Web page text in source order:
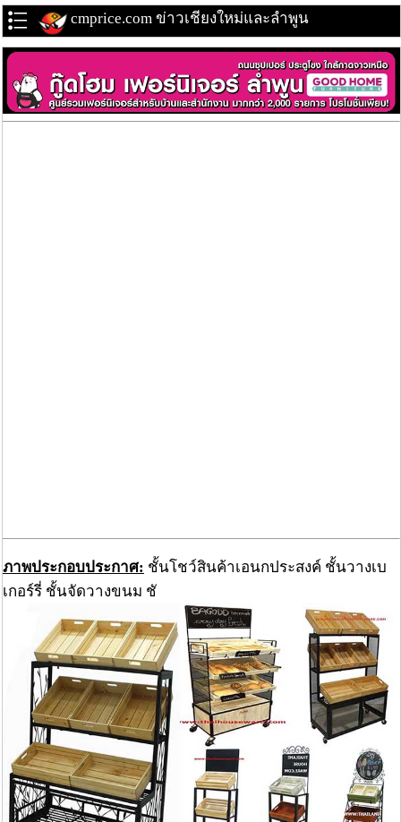
cmprice.com ข่าวเชียงใหม่และลำพูน
ภาพประกอบประกาศ: ชั้นโชว์สินค้าเอนกประสงค์ ชั้นวางเบ
เกอร์รี่ ชั้นจัดวางขนม ชั